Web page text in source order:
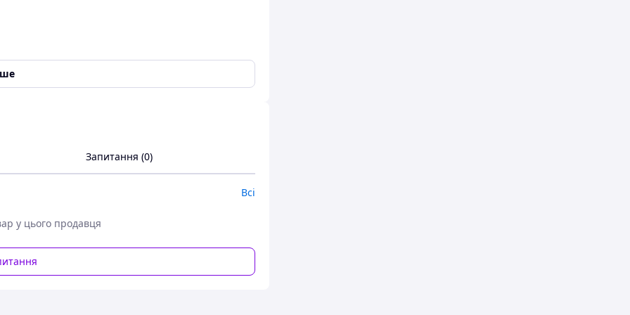
товщиною 5 мм.
Запитання (0)
Всі
у цього продавця